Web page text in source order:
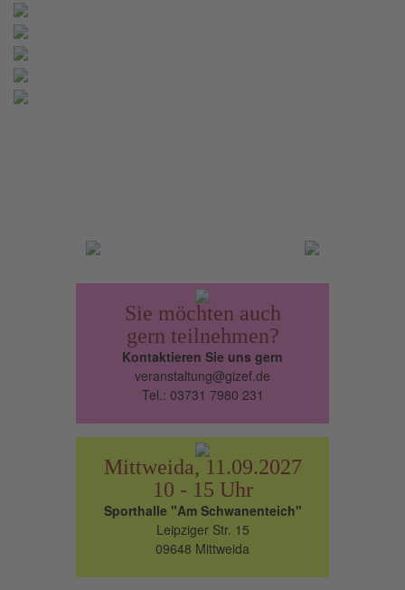
Sie möchten auch
gern teilnehmen?
Kontaktieren Sie uns gern
veranstaltung@gizef.de
Tel.: 03731 7980 231
Mittweida, 11.09.2027
10 - 15 Uhr
Sporthalle "Am Schwanenteich"
Leipziger Str. 15
09648 Mittweida